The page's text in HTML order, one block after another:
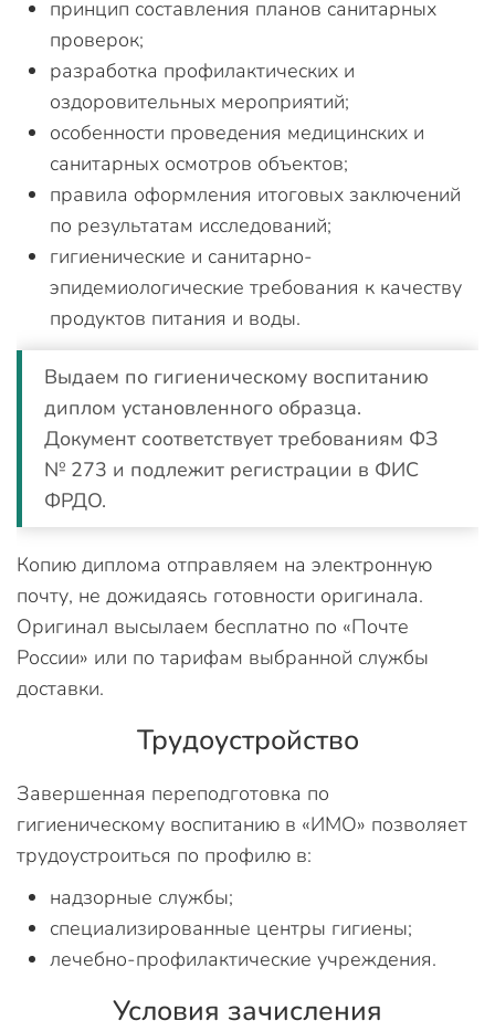
принцип составления планов санитарных
проверок;
разработка профилактических и
оздоровительных мероприятий;
особенности проведения медицинских и
санитарных осмотров объектов;
правила оформления итоговых заключений
по результатам исследований;
гигиенические и санитарно-
эпидемиологические требования к качеству
продуктов питания и воды.
Выдаем по гигиеническому воспитанию
диплом установленного образца.
Документ соответствует требованиям ФЗ
№ 273 и подлежит регистрации в ФИС
ФРДО.
Копию диплома отправляем на электронную
почту, не дожидаясь готовности оригинала.
Оригинал высылаем бесплатно по «Почте
России» или по тарифам выбранной службы
доставки.
Трудоустройство
Завершенная переподготовка по
гигиеническому воспитанию в «ИМО» позволяет
трудоустроиться по профилю в:
надзорные службы;
специализированные центры гигиены;
лечебно-профилактические учреждения.
Условия зачисления